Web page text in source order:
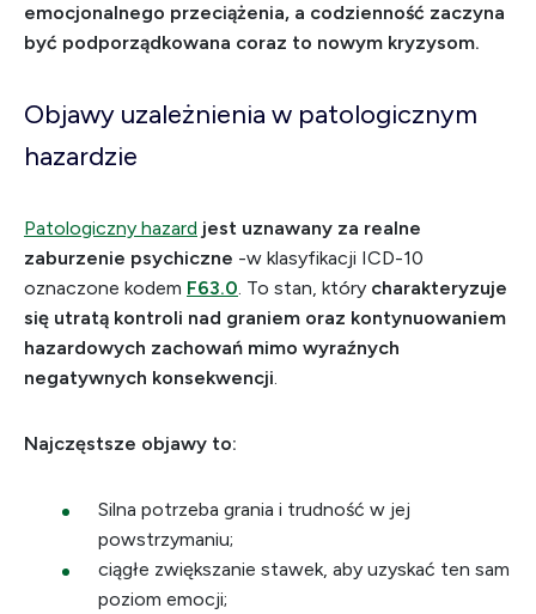
emocjonalnego przeciążenia, a codzienność zaczyna
być podporządkowana coraz to nowym kryzysom.
Objawy uzależnienia w patologicznym
hazardzie
Patologiczny hazard jest uznawany za realne
zaburzenie psychiczne -w klasyfikacji ICD-10
oznaczone kodem F63.0. To stan, który charakteryzuje
się utratą kontroli nad graniem oraz kontynuowaniem
hazardowych zachowań mimo wyraźnych
negatywnych konsekwencji.
Najczęstsze objawy to:
Silna potrzeba grania i trudność w jej
powstrzymaniu;
ciągłe zwiększanie stawek, aby uzyskać ten sam
poziom emocji;